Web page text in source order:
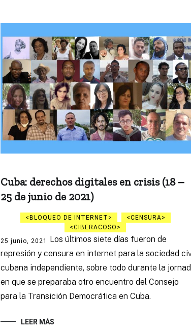
Cuba: derechos digitales en crisis (18 –
25 de junio de 2021)
BLOQUEO DE INTERNET
CENSURA
CIBERACOSO
25 junio, 2021
Los últimos siete días fueron de
represión y censura en internet para la sociedad
cubana independiente, sobre todo durante la
en que se preparaba otro encuentro del Consejo
para la Transición Democrática en Cuba.
LEER MÁS